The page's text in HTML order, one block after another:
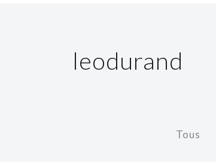
leodurand
Tous